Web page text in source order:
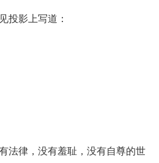
投影上写道：
法律，没有羞耻，没有自尊的世